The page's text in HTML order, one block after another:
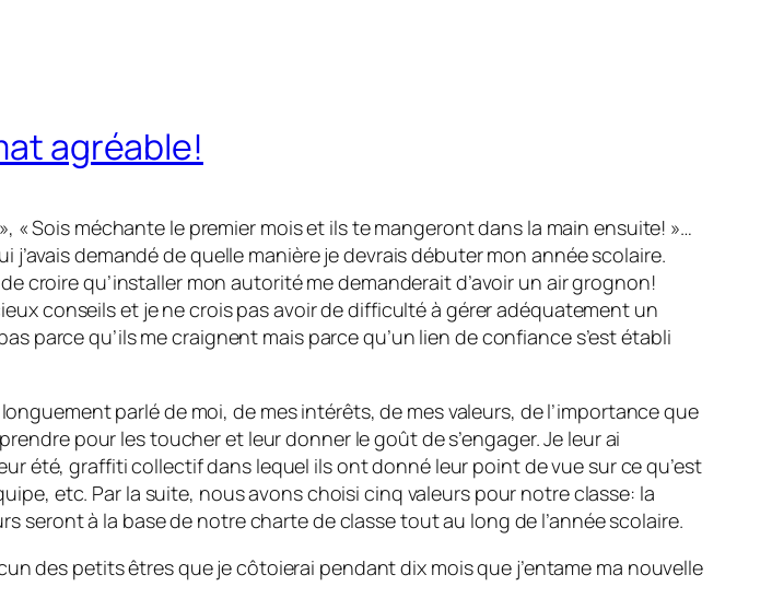
agréable!
Sois méchante le premier mois et ils te mangeront dans la main ensuite! »…
demandé de quelle manière je devrais débuter mon année scolaire.
croire qu’installer mon autorité me demanderait d’avoir un air grognon!
conseils et je ne crois pas avoir de difficulté à gérer adéquatement un
parce qu’ils me craignent mais parce qu’un lien de confiance s’est établi
parlé de moi, de mes intérêts, de mes valeurs, de l’importance que
pour les toucher et leur donner le goût de s’engager. Je leur ai
été, graffiti collectif dans lequel ils ont donné leur point de vue sur ce qu’est
etc. Par la suite, nous avons choisi cinq valeurs pour notre classe: la
seront à la base de notre charte de classe tout au long de l’année scolaire.
des petits êtres que je côtoierai pendant dix mois que j’entame ma nouvelle